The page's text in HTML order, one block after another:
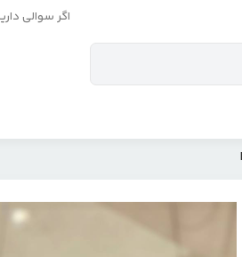
اگر سوالی
بزرگنمایی محصول